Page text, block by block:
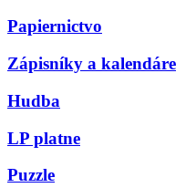
Papiernictvo
Zápisníky a kalendáre
Hudba
LP platne
Puzzle